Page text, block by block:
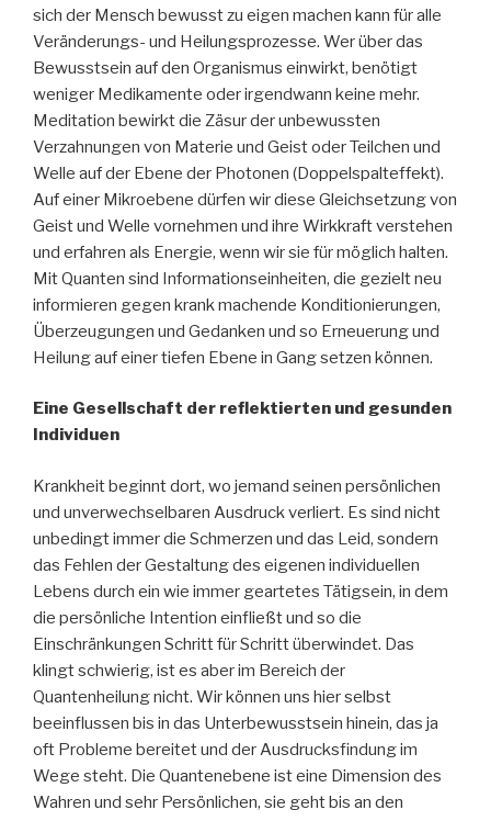
sich der Mensch bewusst zu eigen machen kann für alle
Veränderungs- und Heilungsprozesse. Wer über das
Bewusstsein auf den Organismus einwirkt, benötigt
weniger Medikamente oder irgendwann keine mehr.
Meditation bewirkt die Zäsur der unbewussten
Verzahnungen von Materie und Geist oder Teilchen und
Welle auf der Ebene der Photonen (Doppelspalteffekt).
Auf einer Mikroebene dürfen wir diese Gleichsetzung von
Geist und Welle vornehmen und ihre Wirkkraft verstehen
und erfahren als Energie, wenn wir sie für möglich halten.
Mit Quanten sind Informationseinheiten, die gezielt neu
informieren gegen krank machende Konditionierungen,
Überzeugungen und Gedanken und so Erneuerung und
Heilung auf einer tiefen Ebene in Gang setzen können.
Eine Gesellschaft der reflektierten und gesunden
Individuen
Krankheit beginnt dort, wo jemand seinen persönlichen
und unverwechselbaren Ausdruck verliert. Es sind nicht
unbedingt immer die Schmerzen und das Leid, sondern
das Fehlen der Gestaltung des eigenen individuellen
Lebens durch ein wie immer geartetes Tätigsein, in dem
die persönliche Intention einfließt und so die
Einschränkungen Schritt für Schritt überwindet. Das
klingt schwierig, ist es aber im Bereich der
Quantenheilung nicht. Wir können uns hier selbst
beeinflussen bis in das Unterbewusstsein hinein, das ja
oft Probleme bereitet und der Ausdrucksfindung im
Wege steht. Die Quantenebene ist eine Dimension des
Wahren und sehr Persönlichen, sie geht bis an den